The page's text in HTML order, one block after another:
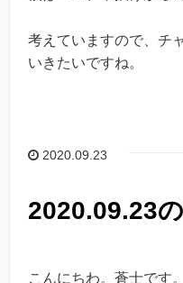
考えていますので、チ
いきたいですね。
2020.09.23
2020.09.23
こんにちわ。蒼士です。